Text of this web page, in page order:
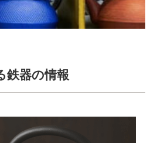
鉄器の情報